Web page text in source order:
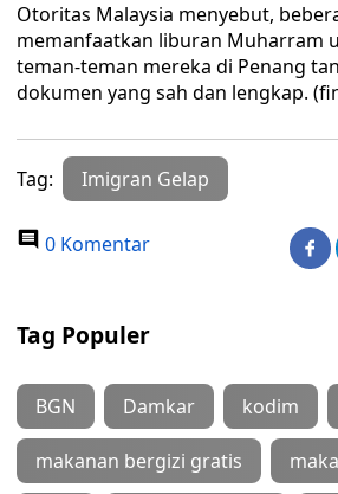
Otoritas Malaysia menyebut,
memanfaatkan liburan Muharram
teman-teman mereka di Penang
dokumen yang sah dan lengkap.
Tag: Imigran Gelap
0 Komentar
Tag Populer
BGN Damkar kodim
makanan bergizi gratis